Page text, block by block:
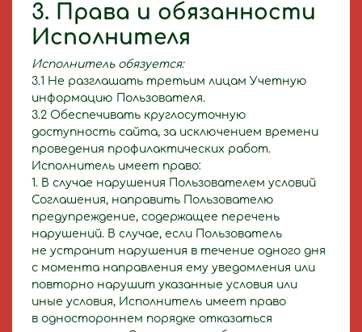
3. Права и обязанности
Исполнителя
Исполнитель обязуется:
3.1 Не разглашать третьим лицам Учетную
информацию Пользователя.
3.2 Обеспечивать круглосуточную
доступность сайта, за исключением времени
проведения профилактических работ.
Исполнитель имеет право:
1. В случае нарушения Пользователем условий
Соглашения, направить Пользователю
предупреждение, содержащее перечень
нарушений. В случае, если Пользователь
не устранит нарушения в течение одного дня
c момента направления ему уведомления или
повторно нарушит указанные условия или
иные условия, Исполнитель имеет право
в одностороннем порядке отказаться